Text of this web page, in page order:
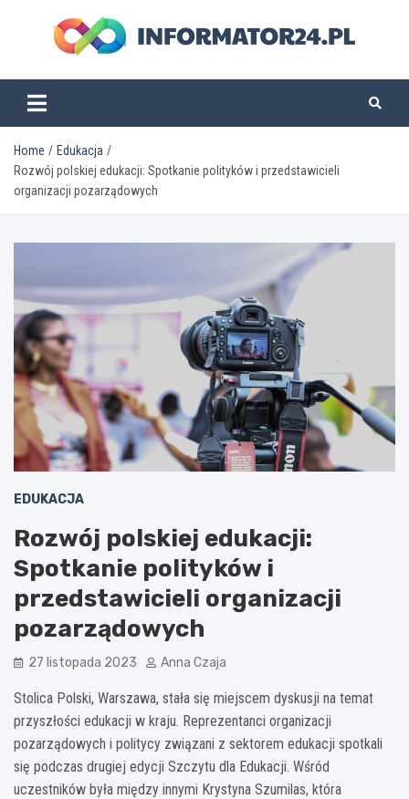
informator24.pl
Home
Edukacja
Rozwój polskiej edukacji: Spotkanie polityków i przedstawicieli
organizacji pozarządowych
EDUKACJA
Rozwój polskiej edukacji:
Spotkanie polityków i
przedstawicieli organizacji
pozarządowych
27 listopada 2023 Anna Czaja
Stolica Polski, Warszawa, stała się miejscem dyskusji na temat
przyszłości edukacji w kraju. Reprezentanci organizacji
pozarządowych i politycy związani z sektorem edukacji spotkali
się podczas drugiej edycji Szczytu dla Edukacji. Wśród
uczestników była między innymi Krystyna Szumilas, która